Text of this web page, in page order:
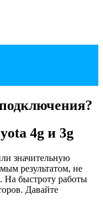
4g и 3g
значительную
результатом, не
На быстроту работы
Давайте